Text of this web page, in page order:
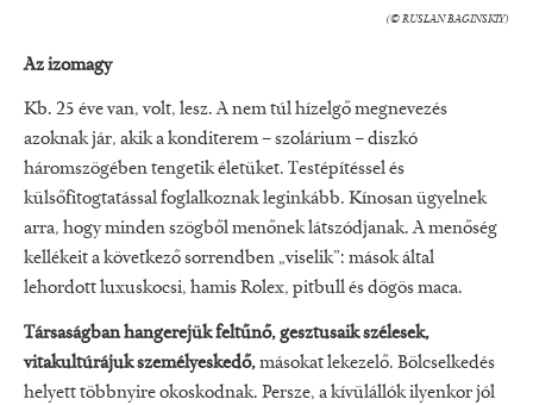
(© RUSLAN BAGINSKIY)
Az izomagy
Kb. 25 éve van, volt, lesz. A nem túl hízelgő megnevezés
azoknak jár, akik a konditerem – szolárium – diszkó
háromszögében tengetik életüket. Testépítéssel és
külsőfitogtatással foglalkoznak leginkább. Kínosan ügyelnek
arra, hogy minden szögből menőnek látszódjanak. A menőség
kellékeit a következő sorrendben „viselik”: mások által
lehordott luxuskocsi, hamis Rolex, pitbull és dögös maca.
Társaságban hangerejük feltűnő, gesztusaik szélesek,
vitakultúrájuk személyeskedő,másokat lekezelő. Bölcselkedés
helyett többnyire okoskodnak. Persze, a kívülállók ilyenkor jól